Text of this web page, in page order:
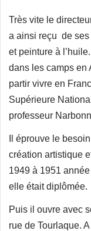
Très vite le
a ainsi reçu de ses
et peinture à
dans les camps en
partir vivre en
Supérieure
professeur
Il éprouve le
création artistique
1949 à 1951
elle était diplômée.
Puis il ouvre avec
rue de Tourlaque.